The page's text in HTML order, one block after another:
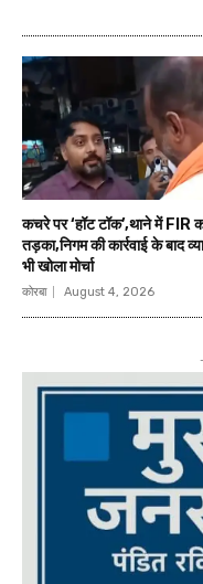
कचरे पर ‘हॉट टॉक’,थाने में FIR
तड़का,निगम की कार्रवाई के बाद
भी खोला मोर्चा
कोरबा August 4, 2026